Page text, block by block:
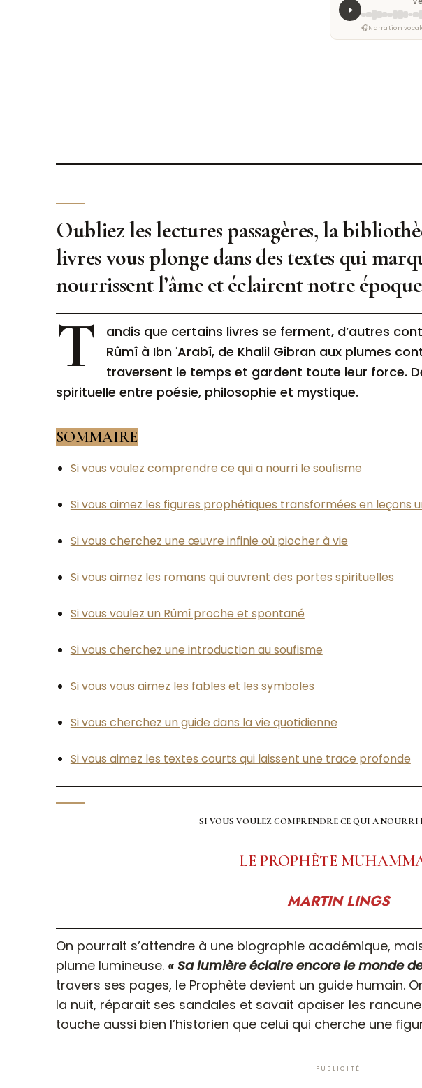
🎧Narration
Oubliez les lectures passagères, la
livres vous plonge dans des textes qui
nourrissent l’âme et éclairent notre
T
andis que certains livres se ferment, d’autres
Rûmî à Ibn ʿArabî, de Khalil Gibran aux plumes
traversent le temps et gardent toute leur force.
spirituelle entre poésie, philosophie et mystique.
SOMMAIRE
Si vous voulez comprendre ce qui a nourri le soufisme
Si vous aimez les figures prophétiques transformées en leçons
Si vous cherchez une œuvre infinie où piocher à vie
Si vous aimez les romans qui ouvrent des portes spirituelles
Si vous voulez un Rûmî proche et spontané
Si vous cherchez une introduction au soufisme
Si vous vous aimez les fables et les symboles
Si vous cherchez un guide dans la vie quotidienne
Si vous aimez les textes courts qui laissent une trace profonde
SI VOUS VOULEZ COMPRENDRE CE QUI A NOURRI
LE PROPHÈTE
MARTIN LINGS
On pourrait s’attendre à une biographie académique, mais Martin Lings écrit avec une
plume lumineuse. « Sa lumière éclaire encore le monde
travers ses pages, le Prophète devient un guide humain.
la nuit, réparait ses sandales et savait apaiser les
touche aussi bien l’historien que celui qui cherche une
PUBLICITÉ